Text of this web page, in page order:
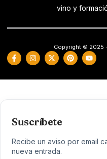
vino y
Copyright © 2025
Suscríbete
Recibe un aviso por email
nueva entrada.